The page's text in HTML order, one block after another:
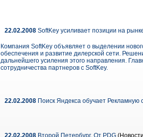
22.02.2008 SoftKey усиливает позиции на
Компания SoftKey объявляет о выделении
обеспечения и развитие дилерской сети.
дальнейшего усиления этого направления.
сотрудничества партнеров с SoftKey.
22.02.2008 Поиск Яндекса обучает Рекламную
22.02.2008 Второй Петербург. От PDG